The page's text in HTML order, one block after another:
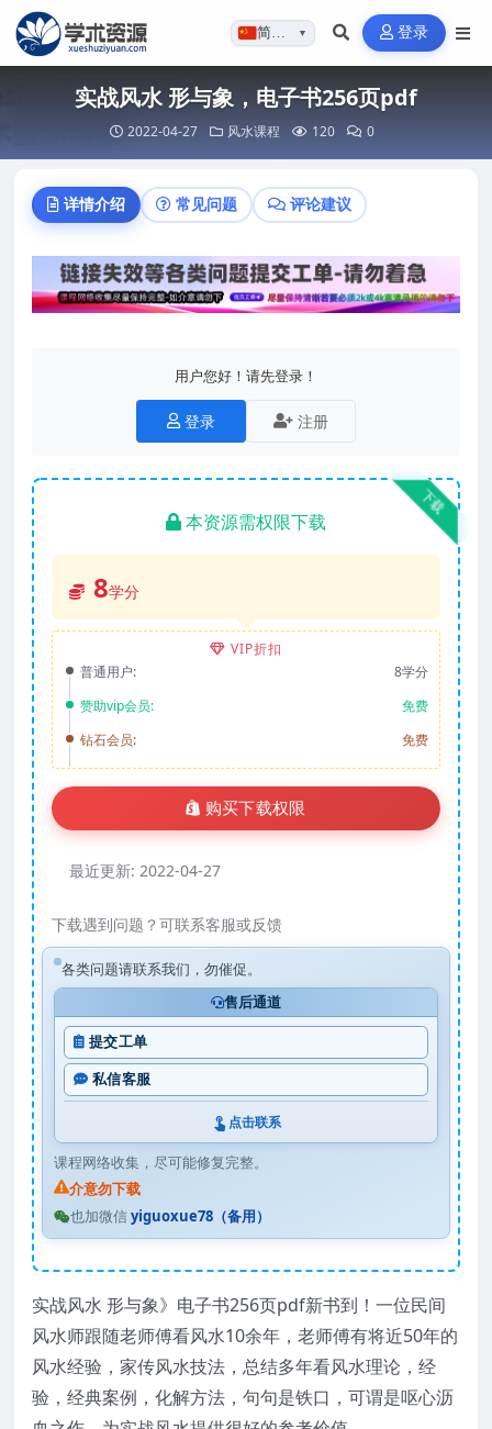
简体…▼ 登录
实战风水 形与象，电子书256页pdf
2022-04-27 风水课程 120 0
详情介绍 常见问题 评论建议
用户您好！请先登录！
登录 注册
下载
本资源需权限下载
8学分
VIP折扣
普通用户:
8学分
赞助vip会员:
免费
钻石会员:
免费
购买下载权限
最近更新: 2022-04-27
下载遇到问题？可联系客服或反馈
各类问题请联系我们，勿催促。
售后通道
提交工单
私信客服
点击联系
课程网络收集，尽可能修复完整。
介意勿下载
也加微信yiguoxue78（备用）
实战风水 形与象》电子书256页pdf新书到！一位民间
风水师跟随老师傅看风水10余年，老师傅有将近50年的
风水经验，家传风水技法，总结多年看风水理论，经
验，经典案例，化解方法，句句是铁口，可谓是呕心沥